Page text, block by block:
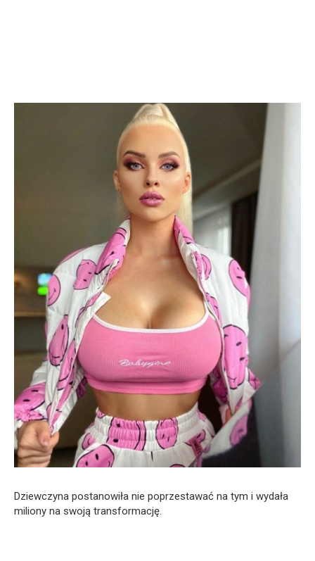
Dziewczyna postanowiła nie poprzestawać na tym i wydała
miliony na swoją transformację.